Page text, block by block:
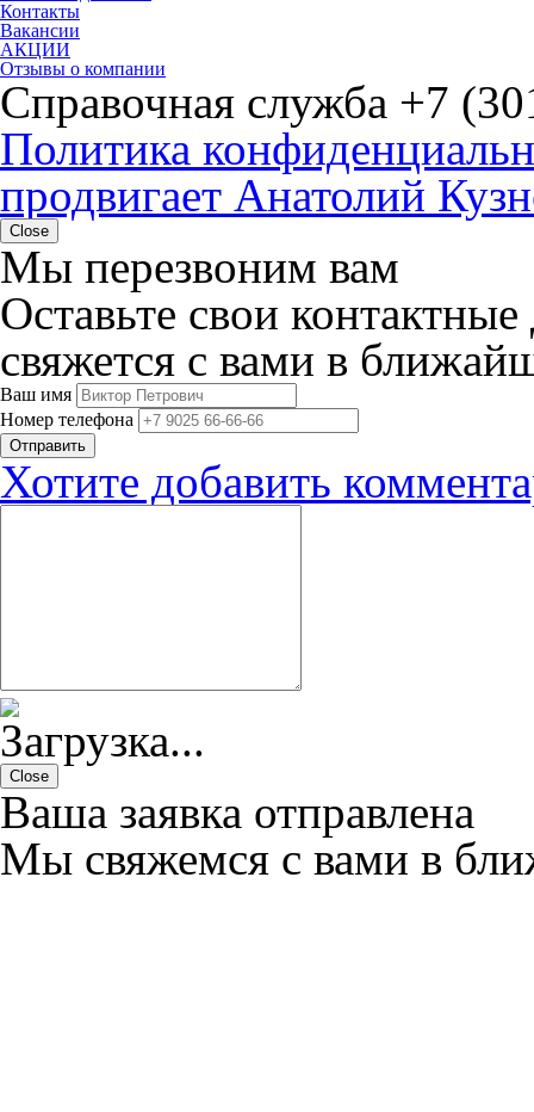
Контакты
Вакансии
АКЦИИ
Отзывы о компании
Справочная служба +7
Политика
продвигает Анатолий
Close
Мы перезвоним вам
Оставьте свои
свяжется с вами в
Ваш имя
Номер телефона
Хотите добавить
Close
Ваша заявка отправлена
Мы свяжемся с вами в